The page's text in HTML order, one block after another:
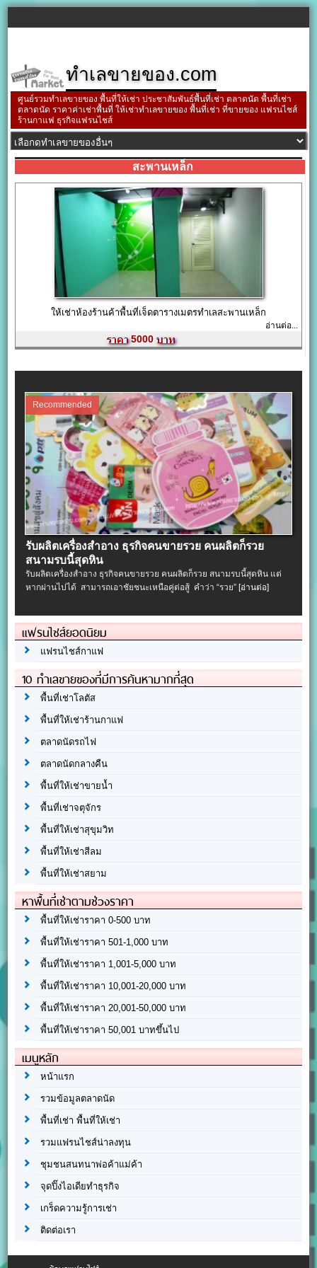
ทำเลขายของ.com
ศูนย์รวมทำเลขายของ พื้นที่ให้เช่า ประชาสัมพันธ์พื้นที่เช่า ตลาดนัด พื้นที่เช่า
ตลาดนัด ราคาค่าเช่าพื้นที่ ให้เช่าทำเลขายของ พื้นที่เช่า ที่ขายของ แฟรนไชส์
ร้านกาแฟ ธุรกิจแฟรนไชส์
สะพานเหล็ก
ให้เช่าห้องร้านค้าพื้นที่เจ็ดตารางเมตรทำเลสะพานเหล็ก
อ่านต่อ...
5000
Recommended
รับผลิตเครื่องสําอาง ธุรกิจคนขายรวย คนผลิตก็รวย
สนามรบนี้สุดหิน
รับผลิตเครื่องสําอาง ธุรกิจคนขายรวย คนผลิตก็รวย สนามรบนี้สุดหิน แต่
หากผ่านไปได้ สามารถเอาชัยชนะเหนือคู่ต่อสู้ คำว่า “รวย”[อ่านต่อ]
แฟรนไชส์ยอดนิยม
แฟรนไชส์กาแฟ
10 ทำเลขายของที่มีการค้นหามากที่สุด
พื้นที่เช่าโลตัส
พื้นที่ให้เช่าร้านกาแฟ
ตลาดนัดรถไฟ
ตลาดนัดกลางคืน
พื้นที่ให้เช่าขายน้ำ
พื้นที่เช่าจตุจักร
พื้นที่ให้เช่าสุขุมวิท
พื้นที่ให้เช่าสีลม
พื้นที่ให้เช่าสยาม
หาพื้นที่เช่าตามช่วงราคา
พื้นที่ให้เช่าราคา 0-500 บาท
พื้นที่ให้เช่าราคา 501-1,000 บาท
พื้นที่ให้เช่าราคา 1,001-5,000 บาท
พื้นที่ให้เช่าราคา 10,001-20,000 บาท
พื้นที่ให้เช่าราคา 20,001-50,000 บาท
พื้นที่ให้เช่าราคา 50,001 บาทขึ้นไป
เมนูหลัก
หน้าแรก
รวมข้อมูลตลาดนัด
พื้นที่เช่า พื้นที่ให้เช่า
รวมแฟรนไชส์น่าลงทุน
ชุมชนสนทนาพ่อค้าแม่ค้า
จุดปิ๊งไอเดียทำธุรกิจ
เกร็ดความรู้การเช่า
ติดต่อเรา